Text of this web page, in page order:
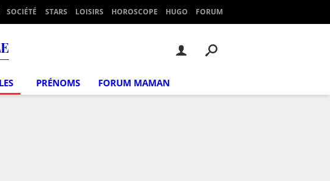
SOCIÉTÉ STARS LOISIRS HOROSCOPE HUGO FORUM
PRÉNOMS FORUM MAMAN